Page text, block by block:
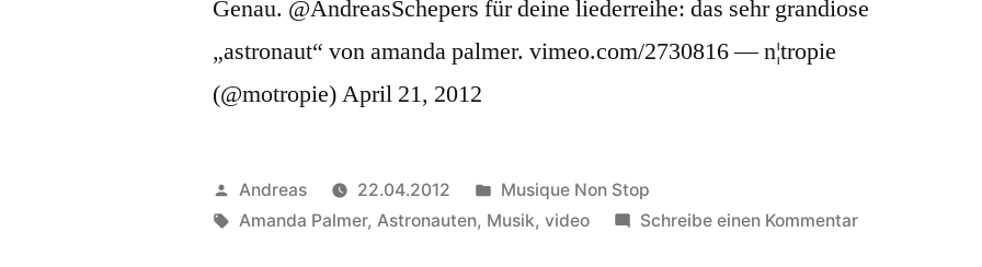
Genau. @AndreasSchepers für deine liederreihe: das sehr grandiose
„astronaut“ von amanda palmer. vimeo.com/2730816 — n¦tropie
(@motropie) April 21, 2012
Veröffentlicht
von
Andreas 22.04.2012
Veröffentlicht
in
Musique Non Stop
Schlagwörter:
Amanda Palmer, Astronauten, Musik,video Schreibe einen Kommentarzu